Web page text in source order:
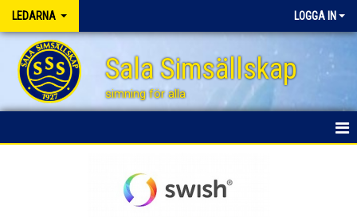
LEDARNA LOGGA IN
Sala Simsällskap
simning för alla